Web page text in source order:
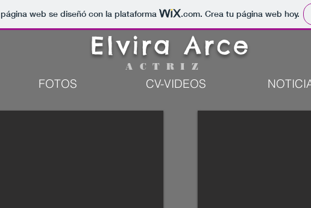
web se diseñó con la plataforma .com. Crea tu página web hoy.
Elvira Arce
ACTRIZ
FOTOS CV-VIDEOS